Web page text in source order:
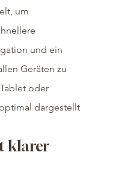
um
und ein
Geräten zu
oder
dargestellt
klarer